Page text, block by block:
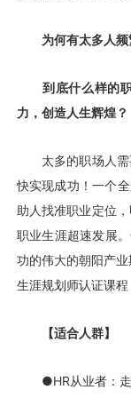
为何有太多人频
到底什么样的职
力，创造人生辉煌？
太多的职场人需
快实现成功！一个
助人找准职业定位
职业生涯超速发展
功的伟大的朝阳产
生涯规划师认证课
【适合人群】
●HR从业者：走